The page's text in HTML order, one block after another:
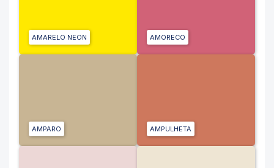
AMARELO NEON AMORECO
AMPARO AMPULHETA